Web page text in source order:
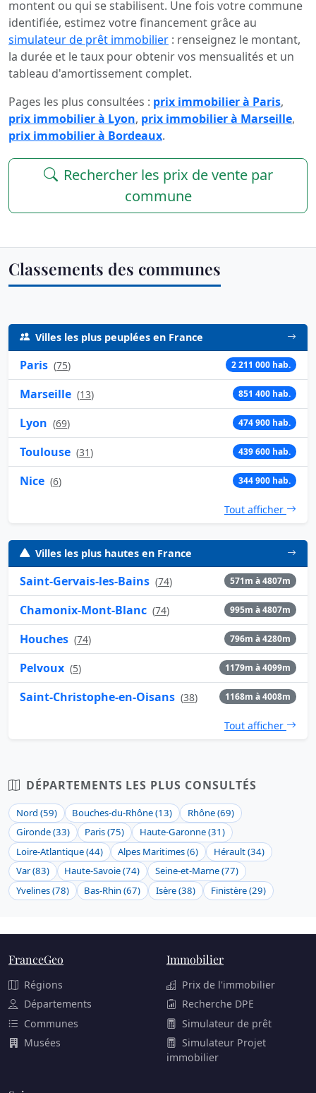
montent ou qui se stabilisent. Une fois votre commune
identifiée, estimez votre financement grâce au
simulateur de prêt immobilier : renseignez le montant,
la durée et le taux pour obtenir vos mensualités et un
tableau d'amortissement complet.
Pages les plus consultées : prix immobilier à Paris,
prix immobilier à Lyon, prix immobilier à Marseille,
prix immobilier à Bordeaux.
Rechercher les prix de vente par
commune
Classements des communes
Villes les plus peuplées en France
Paris (75) 2 211 000 hab.
Marseille (13) 851 400 hab.
Lyon (69) 474 900 hab.
Toulouse (31) 439 600 hab.
Nice (6) 344 900 hab.
Tout afficher
Villes les plus hautes en France
Saint-Gervais-les-Bains (74) 571m à 4807m
Chamonix-Mont-Blanc (74) 995m à 4807m
Houches (74) 796m à 4280m
Pelvoux (5) 1179m à 4099m
Saint-Christophe-en-Oisans (38) 1168m à 4008m
Tout afficher
DÉPARTEMENTS LES PLUS CONSULTÉS
Nord (59) Bouches-du-Rhône (13)
Rhône (69)
Gironde (33)
Paris (75)
Haute-Garonne (31)
Loire-Atlantique (44)
Alpes Maritimes (6)
Hérault (34)
Var (83)
Haute-Savoie (74)
Seine-et-Marne (77)
Yvelines (78)
Bas-Rhin (67) Isère (38) Finistère (29)
FranceGeo
Régions
Départements
Communes
Musées
Immobilier
Prix de l'immobilier
Recherche DPE
Simulateur de prêt
Simulateur Projet
immobilier